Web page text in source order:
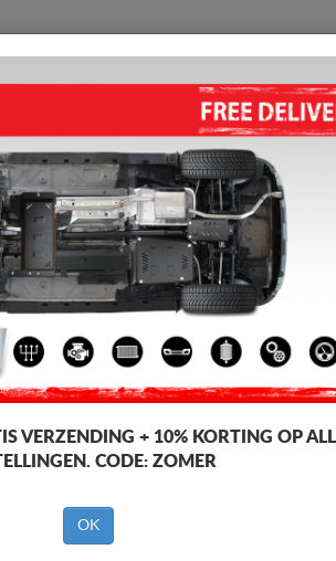
HOME VERZENDING TERUGMELDING
en versnellingsbak voor Peugeot-voertuigen,
2-3 mm dik, eenvoudig te monteren, tegen
-4%
VERZENDING + 10% KORTING OP
CODE: ZOMER
OK